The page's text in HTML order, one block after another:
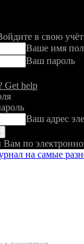
в свою
Ваше имя
Ваш пароль
Get help
Ваш адрес
Вам по
на самые